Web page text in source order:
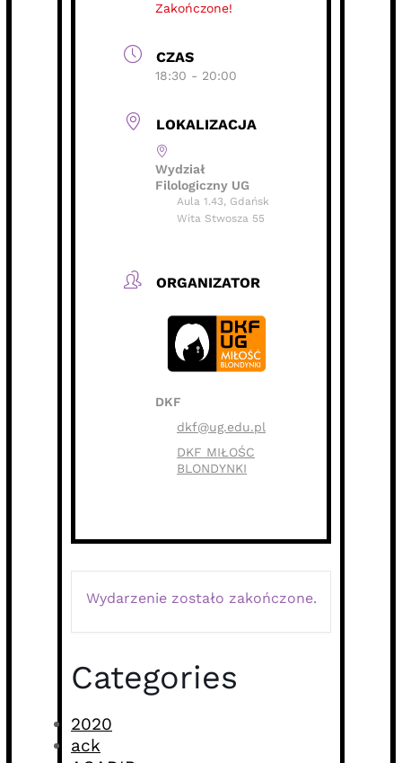
Zakończone!
CZAS
18:30 - 20:00
LOKALIZACJA
Wydział
Filologiczny UG
Aula 1.43, Gdańsk
Wita Stwosza 55
ORGANIZATOR
DKF
dkf@ug.edu.pl
DKF MIŁOŚC
BLONDYNKI
Wydarzenie zostało zakończone.
Categories
2020
ack